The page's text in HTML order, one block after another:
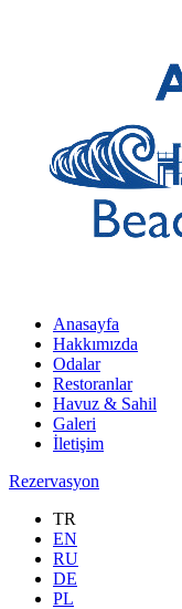
Anasayfa
Hakkımızda
Odalar
Restoranlar
Havuz & Sahil
Galeri
İletişim
Rezervasyon
TR
EN
RU
DE
PL